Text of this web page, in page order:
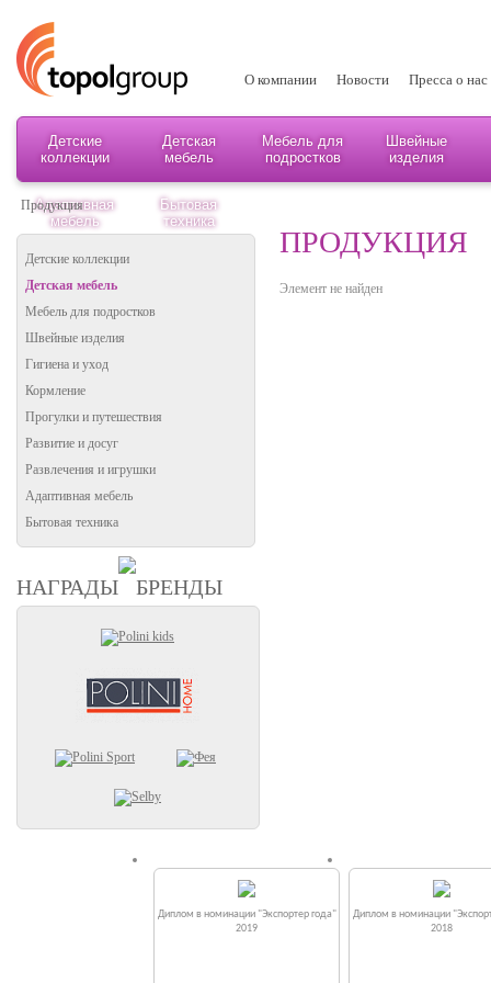
О компании Новости Пресса о нас
Детские
коллекции
Детская
мебель
Мебель для
подростков
Швейные
изделия
Адаптивная
мебель
Бытовая
техника
Продукция
Детские коллекции
Детская мебель
Мебель для подростков
Швейные изделия
Гигиена и уход
Кормление
Прогулки и путешествия
Развитие и досуг
Развлечения и игрушки
Адаптивная мебель
Бытовая техника
НАГРАДЫ БРЕНДЫ
ПРОДУКЦИЯ
Элемент не найден
Диплом в номинации "Экспортер года"
2019
Диплом в номинации
2018